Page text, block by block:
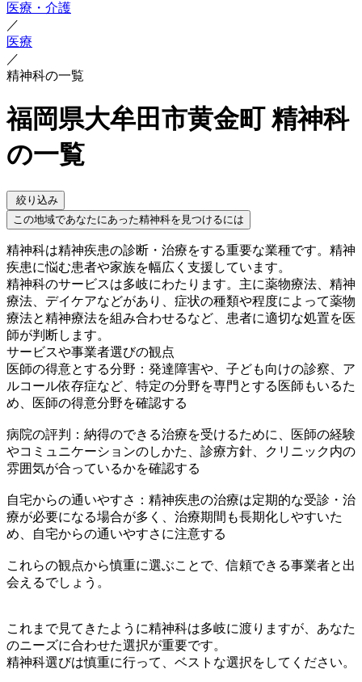
医療・介護
／
医療
／
精神科の一覧
福岡県大牟田市黄金町 精神科
の一覧
絞り込み
この地域であなたにあった精神科を見つけるには
精神科は精神疾患の診断・治療をする重要な業種です。精神
疾患に悩む患者や家族を幅広く支援しています。
精神科のサービスは多岐にわたります。主に薬物療法、精神
療法、デイケアなどがあり、症状の種類や程度によって薬物
療法と精神療法を組み合わせるなど、患者に適切な処置を医
師が判断します。
サービスや事業者選びの観点
医師の得意とする分野：発達障害や、子ども向けの診察、ア
ルコール依存症など、特定の分野を専門とする医師もいるた
め、医師の得意分野を確認する
病院の評判：納得のできる治療を受けるために、医師の経験
やコミュニケーションのしかた、診療方針、クリニック内の
雰囲気が合っているかを確認する
自宅からの通いやすさ：精神疾患の治療は定期的な受診・治
療が必要になる場合が多く、治療期間も長期化しやすいた
め、自宅からの通いやすさに注意する
これらの観点から慎重に選ぶことで、信頼できる事業者と出
会えるでしょう。
これまで見てきたように精神科は多岐に渡りますが、あなた
のニーズに合わせた選択が重要です。
精神科選びは慎重に行って、ベストな選択をしてください。